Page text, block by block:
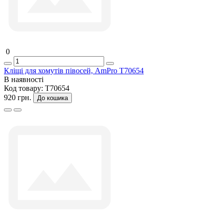
0
Кліщі для хомутів півосей, AmPro T70654
В наявності
Код товару: T70654
920 грн.
До кошика